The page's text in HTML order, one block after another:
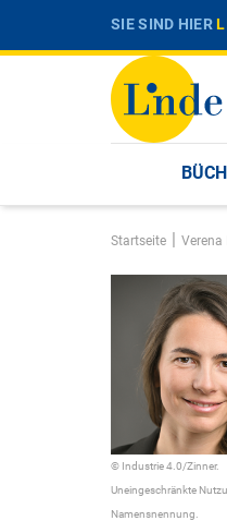
SIE SIND HIER
Startseite |
© Industrie 4.0/Zinner.
Uneingeschränkte
Namensnennung.